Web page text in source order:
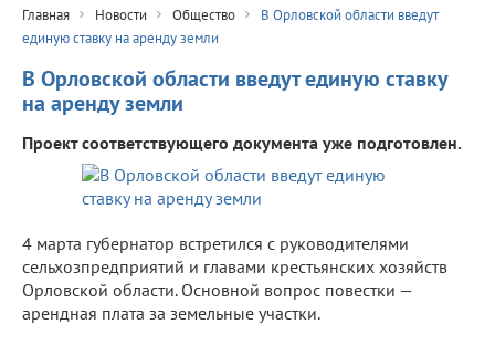
Главная Новости Общество
В Орловской области введут
единую ставку на аренду земли
В Орловской области введут единую ставку
на аренду земли
Проект соответствующего документа уже подготовлен.
4 марта губернатор встретился с руководителями
сельхозпредприятий и главами крестьянских хозяйств
Орловской области. Основной вопрос повестки —
арендная плата за земельные участки.